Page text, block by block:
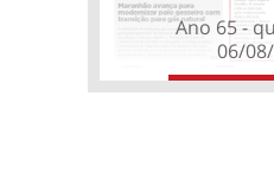
Ano 65 -
06/